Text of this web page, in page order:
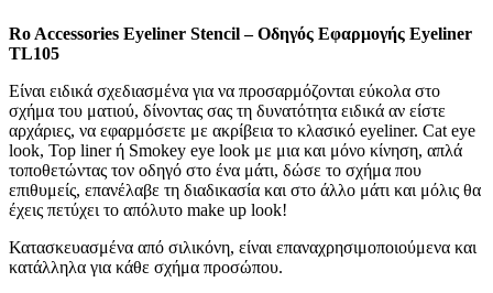
Ro Accessories Eyeliner Stencil – Οδηγός Εφαρμογής Eyeliner
TL105
Είναι ειδικά σχεδιασμένα για να προσαρμόζονται εύκολα στο
σχήμα του ματιού, δίνοντας σας τη δυνατότητα ειδικά αν είστε
αρχάριες, να εφαρμόσετε με ακρίβεια το κλασικό eyeliner. Cat eye
look, Top liner ή Smokey eye look με μια και μόνο κίνηση, απλά
τοποθετώντας τον οδηγό στο ένα μάτι, δώσε το σχήμα που
επιθυμείς, επανέλαβε τη διαδικασία και στο άλλο μάτι και μόλις θα
έχεις πετύχει το απόλυτο make up look!
Κατασκευασμένα από σιλικόνη, είναι επαναχρησιμοποιούμενα και
κατάλληλα για κάθε σχήμα προσώπου.